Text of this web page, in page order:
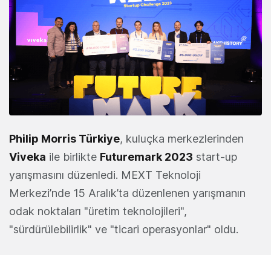
Philip Morris Türkiye, kuluçka merkezlerinden
Viveka ile birlikte Futuremark 2023 start-up
yarışmasını düzenledi. MEXT Teknoloji
Merkezi’nde 15 Aralık’ta düzenlenen yarışmanın
odak noktaları "üretim teknolojileri",
"sürdürülebilirlik" ve "ticari operasyonlar" oldu.